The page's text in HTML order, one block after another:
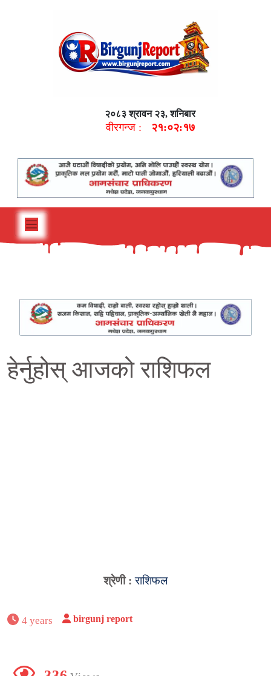
२०८३ श्रावन २३, शनिबार
वीरगन्ज : २१:०२:१८
हेर्नुहोस् आजको राशिफल
श्रेणी :राशिफल
4 years birgunj report